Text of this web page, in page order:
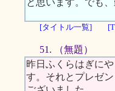
と思います。でも
[タイトル一覧]
51. （無題）
昨日ふくらはぎに
す。それとプレゼ